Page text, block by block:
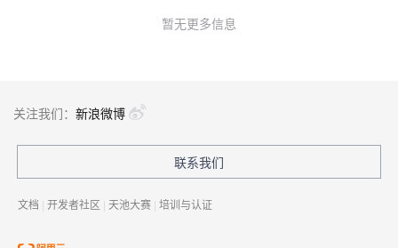
暂无更多信息
关注我们： 新浪微博
联系我们
文档 | 开发者社区 | 天池大赛 | 培训与认证